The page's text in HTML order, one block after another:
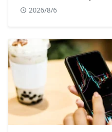
2026/8/6